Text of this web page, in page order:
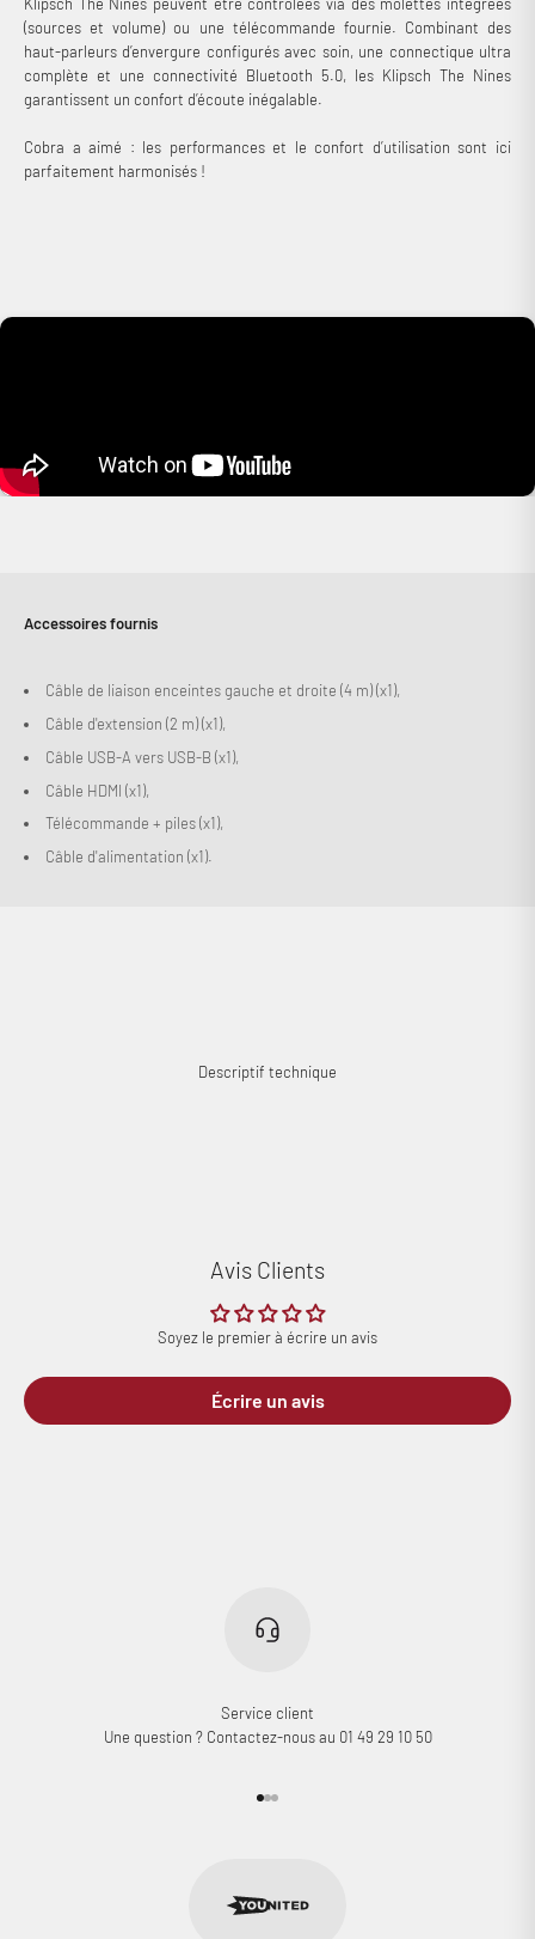
Klipsch The Nines peuvent être contrôlées via des molettes intégrées
(sources et volume) ou une télécommande fournie. Combinant des
haut-parleurs d’envergure configurés avec soin, une connectique ultra
complète et une connectivité Bluetooth 5.0, les Klipsch The Nines
garantissent un confort d’écoute inégalable.
Cobra a aimé : les performances et le confort d’utilisation sont ici
parfaitement harmonisés !
Accessoires fournis
Câble de liaison enceintes gauche et droite (4 m) (x1),
Câble d'extension (2 m) (x1),
Câble USB-A vers USB-B (x1),
Câble HDMI (x1),
Télécommande + piles (x1),
Câble d'alimentation (x1).
Descriptif technique
Avis Clients
Soyez le premier à écrire un avis
Écrire un avis
Service client
Une question ? Contactez-nous au 01 49 29 10 50
Aller à l'élément 1
Aller à l'élément 2
Aller à l'élément 3